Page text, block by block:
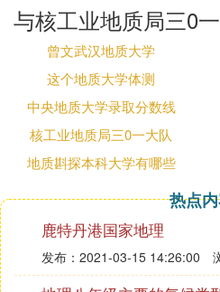
等“四业并举、地质优先”的
良好的发展态势。同时，基
活条件得到改善，成为我局
G. 三0一大队是什么级
湖南省核工业地质局三0一
矿地质大队之一，其前身是
0九队第一分队，1955年3
H. 湖南省核工业地质
结构
与核工业地质局三0
曾文武汉地质大学
这个地质大学体测
中央地质大学录取分数线
核工业地质局三0一大队
地质斟探本科大学有哪些
热点
鹿特丹港国家地理
发布：2021-03-15 14:26:00